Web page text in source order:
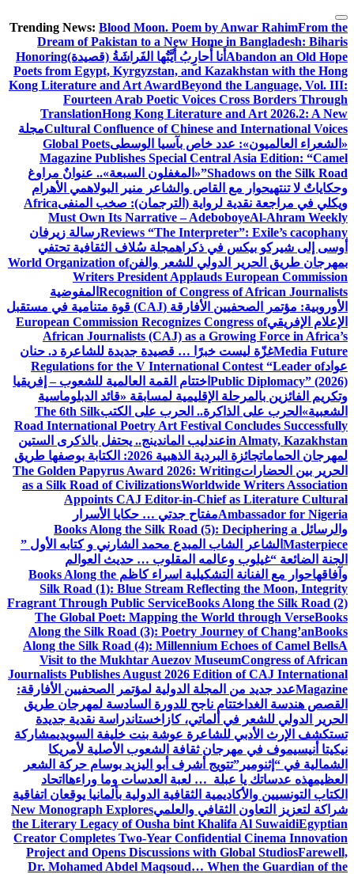
التجاوز
إلى
المحتوى
Trending News: Blood Moon. Poem by Anwar RahimFrom the
Dream of Pakistan to a New Home in Bangladesh: Biharis
Abandon an Old Hope أَنا أُحارِبُ أَيَّتُها الفَراشَةُ (قصيدة)Honoring
Poets from Egypt, Kyrgyzstan, and Kazakhstan with the Hong
Kong Literature and Art AwardBeyond the Language, Vol. III:
Fourteen Arab Poetic Voices Cross Borders Through
TranslationHong Kong Literature and Art 2026.2: A New
Cultural Confluence of Chinese and International Voicesمجلة
«الشعراء العالميون»: عدد خاص بآسيا الوسطىGlobal Poets
Magazine Publishes Special Central Asia Edition: “Camel
Shadows on the Silk Road” «المغفلون السبعة».. عنوانٌ مراوغ
وحكاياتٌ لا تنتهيحوار مع القاص والشاعر منير البولاهمي الأهرام
ويكلي في مراجعة نقدية لرواية (الترجمان): صخب المنفىAfrica
Must Own Its Narrative – AdeboboyeAl-Ahram Weekly
Reviews “The Interpreter”: Exile’s cacophanyرسالة زيرفان
أوسى إلى شيركو بيكس في ذكراهمجلة سُلاف الثقافية تحتفي
بمهرجان طريق الحرير الدولي للشعر والفنWorld Organization of
Writers President Applauds European Commission
Recognition of Congress of African Journalists المفوضية
الأوروبية: مؤتمر الصحفيين الأفارقة (CAJ) قوة متنامية في مستقبل
الإعلام الإفريقيEuropean Commission Recognizes Congress of
African Journalists (CAJ) as a Growing Force in Africa’s
Media Futureغزّة ليست خبرًا … قصيدة جديدة للشاعرة د. حنان
عوادRegulations for the V International Contest “Leader of
Public Diplomacy” (2026) اختتام القمة العالمية للشعوب – إفريقيا
وتكريم الفائزين بالمرحلة الإقليمية لمسابقة «قائد الدبلوماسية
الشعبية» الحرب على الذاكرة.. الحرب على الكتبThe 6th Silk
Road International Poetry Art Festival Concludes Successfully
in Almaty, Kazakhstanعندليب الماندينج.. يحتفل بالذكرى الستين
لمهرجان الحمامات
جائزة البردية الذهبية 2026: الكتابة بوصفها طريق
الحرير بين الحضاراتThe Golden Papyrus Award 2026: Writing
as a Silk Road of CivilizationsWorldwide Writers Association
Appoints CAJ Editor-in-Chief as Literature Cultural
Ambassador for Nigeriaمفتاح جدتي … حكايا الأسرار
والرسائل Books Along the Silk Road (5): Deciphering a
Masterpiece الشاعر الشاب المبدع محمد الشارني و كتابه الأول ”
الجنة الضائعة “غيلوب وعالمه المقلوب … حديث العوالم
وآفاقهاحوار مع الفنانة التشكيلية اسراء كاظم Books Along the
Silk Road (1): Blue Stream Reflecting the Moon, Integrity
Fragrant Through Public ServiceBooks Along the Silk Road (2)
The Global Poet: Mapping the World through VerseBooks
Along the Silk Road (3): Poetry Journey of Chang’anBooks
Along the Silk Road (4): Millennium Echoes of Camel BellsA
Visit to the Mukhtar Auezov MuseumCongress of African
Journalists Publishes August 2026 Edition of CAJ International
Magazineعدد جديد من المجلة الدولية لمؤتمر الصحفيين الأفارقة:
القصص هندسة الغد اختتام ناجح للدورة السادسة لمهرجان طريق
الحرير الدولي للشعر في ألماتي، كازاخستاندراسة نقدية جديدة
تستكشف الإرث الأدبي للشاعرة عوشة بنت خليفة السويديمشاركة
نيكيتا أنيسيموف في مهرجان ثقافة الشعوب الأصلية لأمريكا
الشمالية في “إثنومير”تتويج أشرف أبو اليزيد بوسام حركة الشعر
العظيمهذه عدساتك يا عبلة … لعبة العدسات وما وراءها اتحاد
الكتاب التونسيين والأكاديمية الثقافية الدولية بألمانيا يوقعان اتفاقية
شراكة لتعزيز التعاون الثقافي والعلميNew Monograph Explores
the Literary Legacy of Ousha bint Khalifa Al SuwaidiEgyptian
Creator Completes Two-Year Confidential Cinema Innovation
Project and Opens Discussions with Global StudiosFarewell,
Dr. Mohamed Abdel Maqsoud… When the Guardian of the